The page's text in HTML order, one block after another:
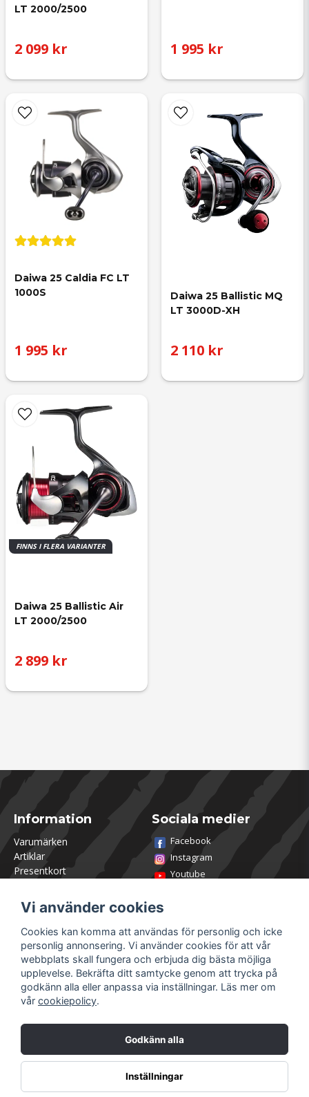
LT 2000/2500
2 099 kr 1 995 kr
Daiwa 25 Caldia FC LT
1000S
1 995 kr
Daiwa 25 Ballistic MQ
LT 3000D-XH
2 110 kr
FINNS I FLERA VARIANTER
Daiwa 25 Ballistic Air
LT 2000/2500
2 899 kr
Information
Varumärken
Artiklar
Presentkort
Om Utklasad
Team Utklasad
Recensera och vinn
Öppettider Lagershop
Jobba hos oss
Returer
Villkor & Policy
Sociala medier
Facebook
Instagram
Youtube
Registrera dig
Glömt lösenord?
Vi använder cookies
Cookies kan komma att användas för personlig och icke
personlig annonsering. Vi använder cookies för att vår
webbplats skall fungera och erbjuda dig bästa möjliga
upplevelse. Bekräfta ditt samtycke genom att trycka på
godkänn alla eller anpassa via inställningar. Läs mer om
vår cookiepolicy.
Godkänn alla
Inställningar